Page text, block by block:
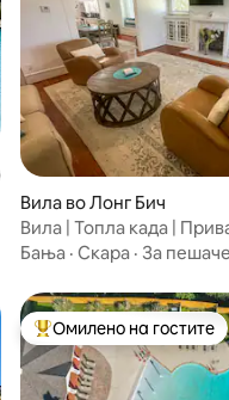
4,96 од 5, 81
Вила во Лонг Бич
Вила | Топла када |
Центар
Бања · Скара · За
Меѓу најуспешните
Омилено на гостите